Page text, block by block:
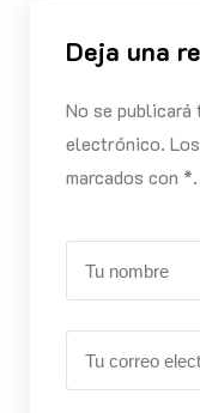
Deja una
No se publicará
electrónico.
marcados con *.